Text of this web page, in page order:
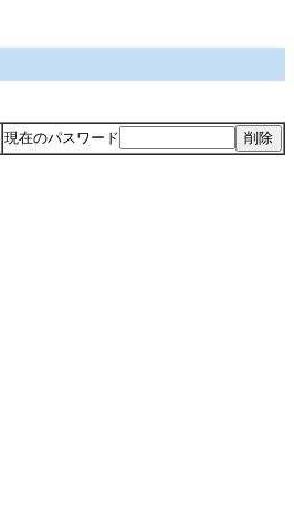
現在のパスワード